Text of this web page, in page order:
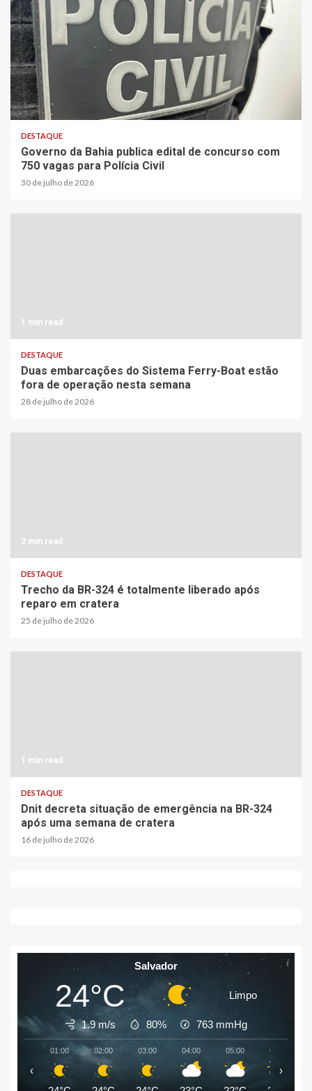
2 min read
DESTAQUE
Governo da Bahia publica edital de concurso com
750 vagas para Polícia Civil
30 de julho de 2026
1 min read
DESTAQUE
Duas embarcações do Sistema Ferry-Boat estão
fora de operação nesta semana
28 de julho de 2026
2 min read
DESTAQUE
Trecho da BR-324 é totalmente liberado após
reparo em cratera
25 de julho de 2026
1 min read
DESTAQUE
Dnit decreta situação de emergência na BR-324
após uma semana de cratera
16 de julho de 2026
Salvador
24°C Limpo
1.9 m/s 80% 763 mmHg
01:00 02:00 03:00 04:00 05:00 06:00
‹ ›